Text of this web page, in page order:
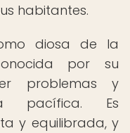
habitantes.
diosa de la
por su
problemas y
pacífica. Es
y equilibrada, y